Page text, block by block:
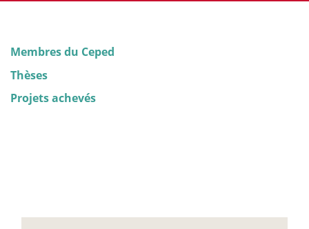
Membres du Ceped
Thèses
Projets achevés